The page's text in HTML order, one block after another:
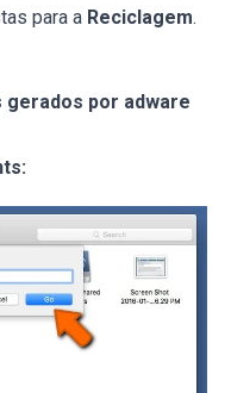
para a Reciclagem.
por adware